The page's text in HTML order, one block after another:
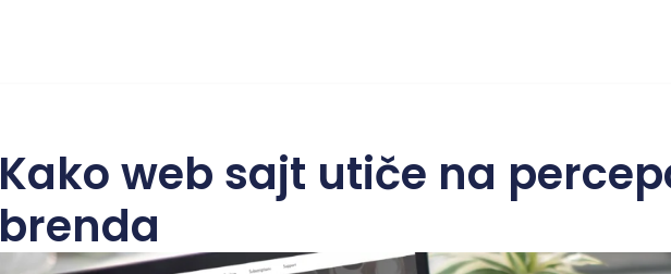
Kako web sajt utiče na
brenda